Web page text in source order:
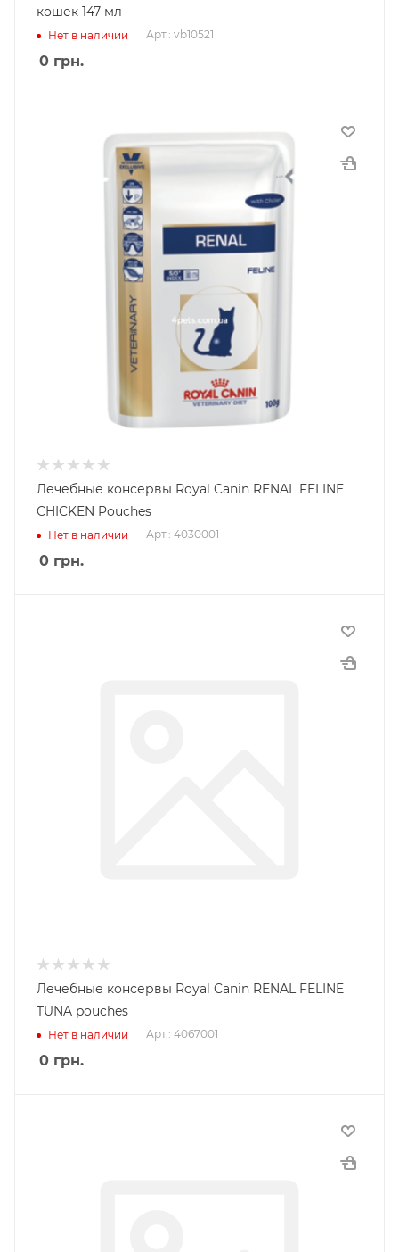
кошек 147 мл
Нет в наличии Арт.: vb10521
0 грн.
Лечебные консервы Royal Canin RENAL FELINE
CHICKEN Pouches
Нет в наличии Арт.: 4030001
0 грн.
Лечебные консервы Royal Canin RENAL FELINE
TUNA pouches
Нет в наличии Арт.: 4067001
0 грн.